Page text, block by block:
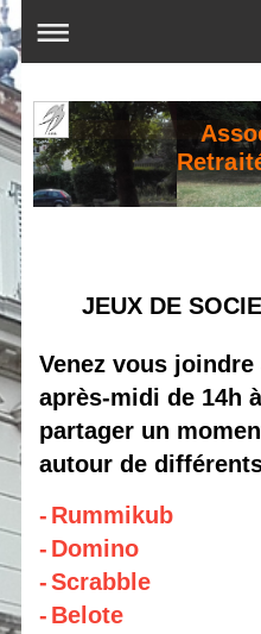
Retraités
JEUX DE
Venez vous
après-midi de 14h
partager un
autour de
- Rummikub
- Domino
-Scrabble
- Belote